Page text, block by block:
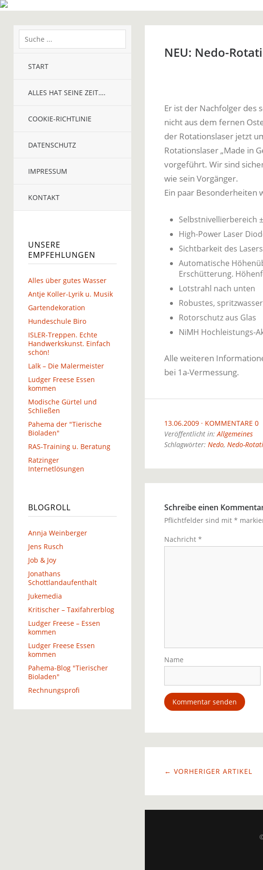
Über
START
ALLES HAT SEINE ZEIT….
COOKIE-RICHTLINIE
DATENSCHUTZ
IMPRESSUM
KONTAKT
UNSERE
EMPFEHLUNGEN
Alles über gutes Wasser
Antje Koller-Lyrik u. Musik
Gartendekoration
Hundeschule Biro
ISLER-Treppen. Echte
Handwerkskunst. Einfach
schön!
Lalk – Die Malermeister
Ludger Freese Essen
kommen
Modische Gürtel und
Schließen
Pahema der "Tierische
Bioladen"
RAS-Training u. Beratung
Ratzinger
Internetlösungen
BLOGROLL
Annja Weinberger
Jens Rusch
Job & Joy
Jonathans
Schottlandaufenthalt
Jukemedia
Kritischer – Taxifahrerblog
Ludger Freese – Essen
kommen
Ludger Freese Essen
kommen
Pahema-Blog "Tierischer
Bioladen"
Rechnungsprofi
NEU: Nedo-
Er ist der Nachfolger des
nicht aus dem fernen
der Rotationslaser jetzt
Rotationslaser „Made in
vorgeführt. Wir sind
wie sein Vorgänger.
Ein paar Besonderheiten
Selbstnivellierbereich
High-Power Laser
Sichtbarkeit des
Automatische
Erschütterung.
Lotstrahl nach unten
Robustes,
Rotorschutz aus Glas
NiMH Hochleistungs-
Alle weiteren
bei 1a-Vermessung.
13.06.2009
KOMMENTARE 0
Veröffentlicht in:Allgemeines
Schlagwörter: Nedo, Nedo-
Schreibe einen
Pflichtfelder sind mit *
Nachricht *
Name
← VORHERIGER ARTIKEL